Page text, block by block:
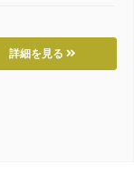
詳細を見る